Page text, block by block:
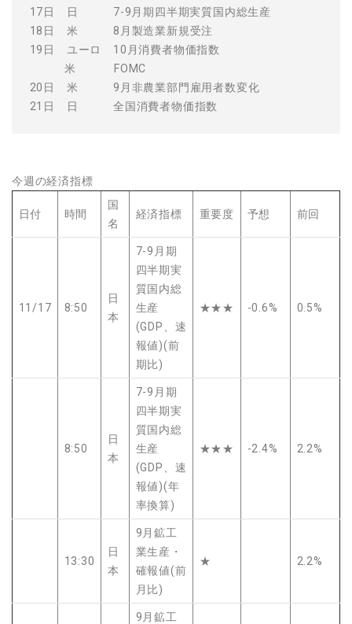
17日 日 7-9月期四半期実質国内総生産
18日 米 8月製造業新規受注
19日 ユーロ 10月消費者物価指数
米 FOMC
20日 米 9月非農業部門雇用者数変化
21日 日 全国消費者物価指数
今週の経済指標
日付 時間
国
名
経済指標 重要度 予想 前回
11/17 8:50
日
本
7-9月期
四半期実
質国内総
生産
(GDP、速
報値)(前
期比)
★★★ -0.6% 0.5%
8:50
日
本
7-9月期
四半期実
質国内総
生産
(GDP、速
報値)(年
率換算)
★★★ -2.4% 2.2%
13:30
日
本
9月鉱工
業生産・
確報値(前
月比)
★ 2.2%
9月鉱工